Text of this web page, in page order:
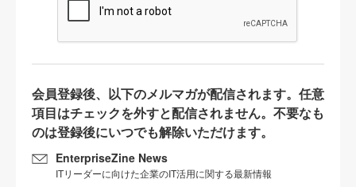
会員登録後、以下のメルマガが配信されます。任意
項目はチェックを外すと配信されません。不要なも
のは登録後にいつでも解除いただけます。
EnterpriseZine News
ITリーダーに向けた企業のIT活用に関する最新情報